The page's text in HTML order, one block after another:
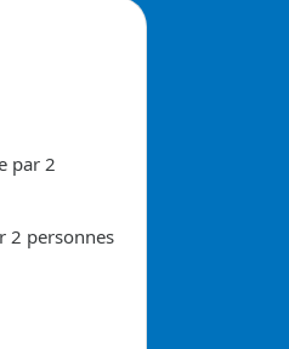
par 2
2 personnes